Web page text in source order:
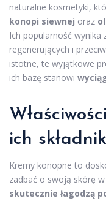
naturalne kosmetyki,
konopi siewnej oraz
Ich popularność wynika
regenerujących i
istotne, te wyjątkowe
ich bazę stanowi
ich
Kremy konopne to
zadbać o swoją skórę
skutecznie łagodzą